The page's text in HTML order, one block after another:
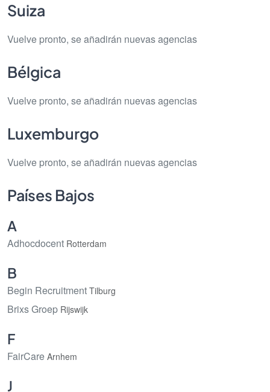
Suiza
Vuelve pronto, se añadirán nuevas agencias
Bélgica
Vuelve pronto, se añadirán nuevas agencias
Luxemburgo
Vuelve pronto, se añadirán nuevas agencias
Países Bajos
A
Adhocdocent Rotterdam
B
Begin Recruitment Tilburg
Brixs Groep Rijswijk
F
FairCare Arnhem
J